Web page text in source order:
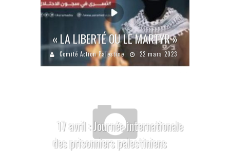
« LA LIBERTÉ OU LE MARTYR »
Comité Action Palestine 22 mars 2023
17 avril : Journée internationale
des prisonniers palestiniens